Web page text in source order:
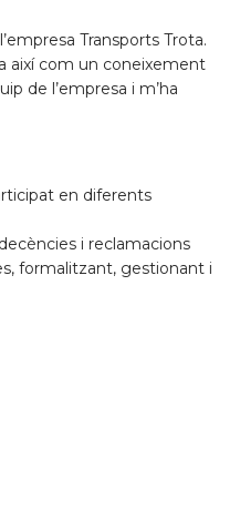
Transports Trota.
així com un coneixement
de l’empresa i m’ha
en diferents
i reclamacions
formalitzant, gestionant i